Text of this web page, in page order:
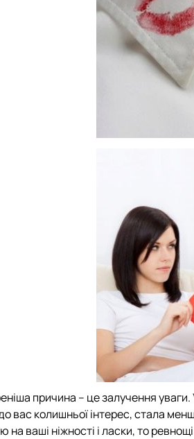
причина – це залучення
вас колишньої інтерес, стала
на ваші ніжності і ласки, то